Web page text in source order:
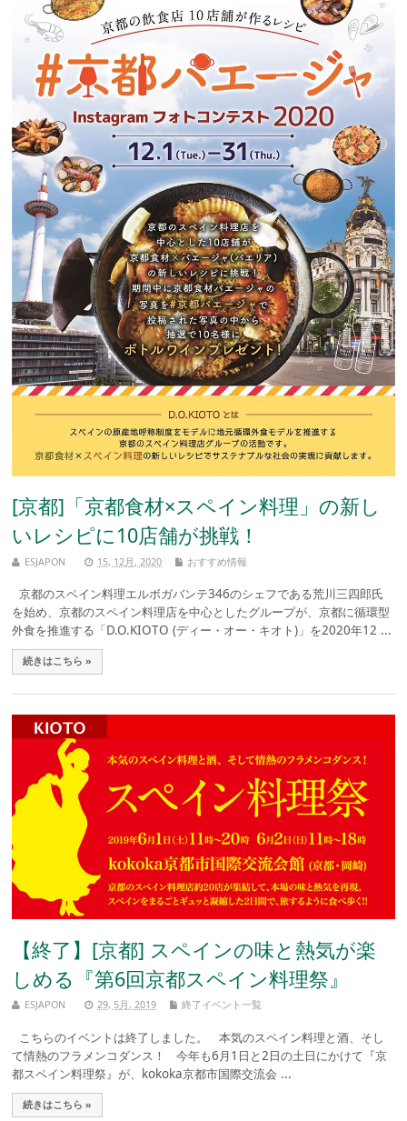
[京都]「京都食材×スペイン料理」の新し
いレシピに10店舗が挑戦！
ESJAPON 15, 12月, 2020 おすすめ情報
京都のスペイン料理エルボガバンテ346のシェフである荒川三四郎氏
を始め、京都のスペイン料理店を中心としたグループが、京都に循環型
外食を推進する「D.O.KIOTO (ディー・オー・キオト)」を2020年12 ...
続きはこちら »
【終了】[京都] スペインの味と熱気が楽
しめる『第6回京都スペイン料理祭』
ESJAPON 29, 5月, 2019 終了イベント一覧
こちらのイベントは終了しました。 本気のスペイン料理と酒、そし
て情熱のフラメンコダンス！ 今年も6月1日と2日の土日にかけて『京
都スペイン料理祭』が、kokoka京都市国際交流会 ...
続きはこちら »